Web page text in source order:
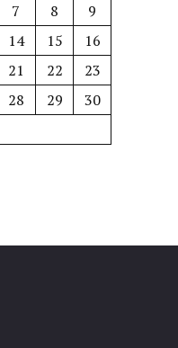
7 8
9
14 15
16
21 22
23
28 29
30